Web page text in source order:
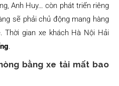
Anh Huy… còn phát triển riêng
sẽ phải chủ động mang hàng
Thời gian xe khách Hà Nội Hải
.
bằng xe tải mất bao